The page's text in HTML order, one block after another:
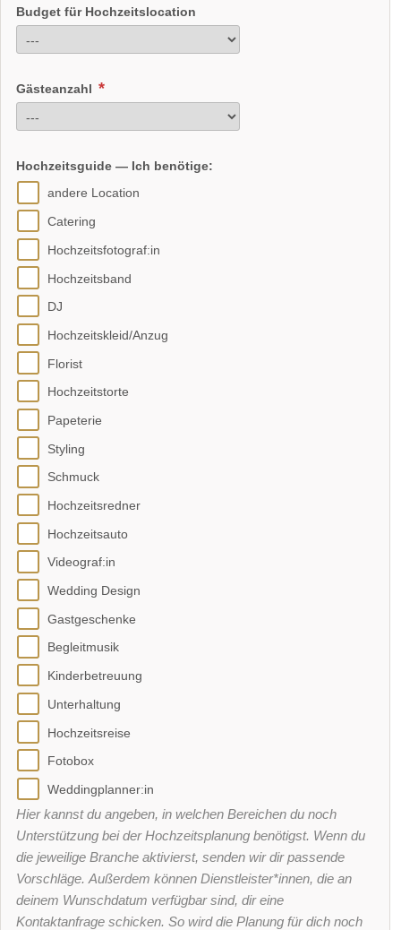
Budget für Hochzeitslocation
Gästeanzahl
Hochzeitsguide — Ich benötige:
andere Location
Catering
Hochzeitsfotograf:in
Hochzeitsband
DJ
Hochzeitskleid/Anzug
Florist
Hochzeitstorte
Papeterie
Styling
Schmuck
Hochzeitsredner
Hochzeitsauto
Videograf:in
Wedding Design
Gastgeschenke
Begleitmusik
Kinderbetreuung
Unterhaltung
Hochzeitsreise
Fotobox
Weddingplanner:in
Hier kannst du angeben, in welchen Bereichen du noch
Unterstützung bei der Hochzeitsplanung benötigst. Wenn du
die jeweilige Branche aktivierst, senden wir dir passende
Vorschläge. Außerdem können Dienstleister*innen, die an
deinem Wunschdatum verfügbar sind, dir eine
Kontaktanfrage schicken. So wird die Planung für dich noch